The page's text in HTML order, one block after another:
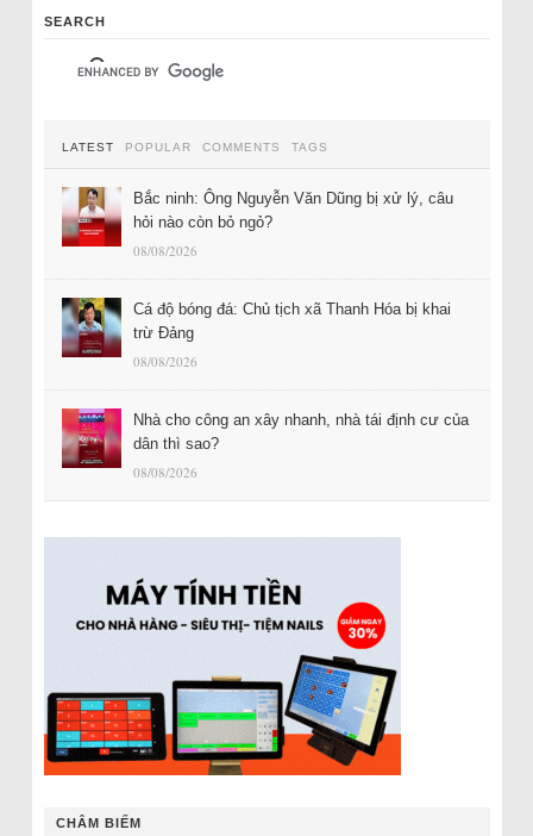
SEARCH
LATEST POPULAR COMMENTS TAGS
Bắc ninh: Ông Nguyễn Văn Dũng bị xử lý, câu
hỏi nào còn bỏ ngỏ?
08/08/2026
Cá độ bóng đá: Chủ tịch xã Thanh Hóa bị khai
trừ Đảng
08/08/2026
Nhà cho công an xây nhanh, nhà tái định cư của
dân thì sao?
08/08/2026
CHÂM BIẾM